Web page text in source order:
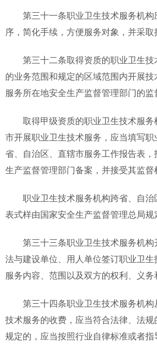
第三十一条职业卫生技术服务机
序，简化手续，方便服务对象，并采取
第三十二条取得资质的职业卫生
的业务范围和规定的区域范围内开展
服务所在地安全生产监督管理部门的监
取得甲级资质的职业卫生技术服
市开展职业卫生技术服务，应当填写
省、自治区、直辖市服务工作报告表
生产监督管理部门备案，并接受其监督
职业卫生技术服务机构跨省、自
表式样由国家安全生产监督管理总局规
第三十三条职业卫生技术服务机
法与建设单位、用人单位签订职业卫
服务内容、范围以及双方的权利、义务
第三十四条职业卫生技术服务机
技术服务的收费，应当符合法律、法
规定的，应当按照行业自律标准或者